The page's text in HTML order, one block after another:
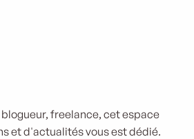
freelance, cet espace
et d'actualités vous est dédié.